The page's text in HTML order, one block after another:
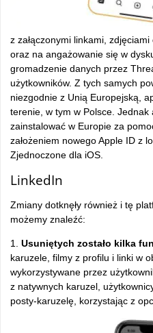
z załączonymi linkami,
oraz na angażowanie się w
gromadzenie danych przez
użytkowników. Z tych samych
niezgodnie z Unią Europejską,
terenie, w tym w Polsce.
zainstalować w Europie za
założeniem nowego Apple ID z
Zjednoczone dla iOS.
LinkedIn
Zmiany dotknęły również i tę
możemy znaleźć:
1. Usuniętych zostało kilka
karuzele, filmy z profilu i linki w
wykorzystywane przez
z natywnych karuzel,
posty-karuzelę, korzystając z